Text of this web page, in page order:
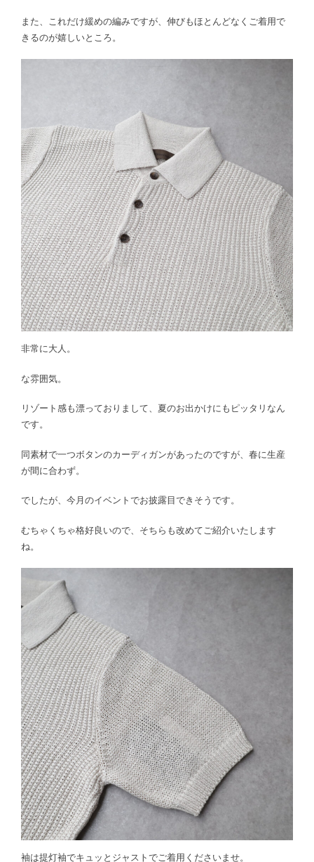
また、これだけ緩めの編みですが、伸びもほとんどなくご着用で
きるのが嬉しいところ。
非常に大人。
な雰囲気。
リゾート感も漂っておりまして、夏のお出かけにもピッタリなん
です。
同素材で一つボタンのカーディガンがあったのですが、春に生産
が間に合わず。
でしたが、今月のイベントでお披露目できそうです。
むちゃくちゃ格好良いので、そちらも改めてご紹介いたします
ね。
袖は提灯袖でキュッとジャストでご着用くださいませ。